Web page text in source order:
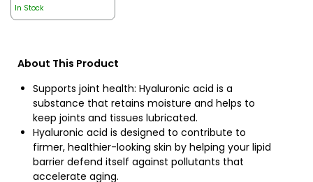
In Stock
About This Product
Supports joint health: Hyaluronic acid is a
substance that retains moisture and helps to
keep joints and tissues lubricated.
Hyaluronic acid is designed to contribute to
firmer, healthier-looking skin by helping your lipid
barrier defend itself against pollutants that
accelerate aging.